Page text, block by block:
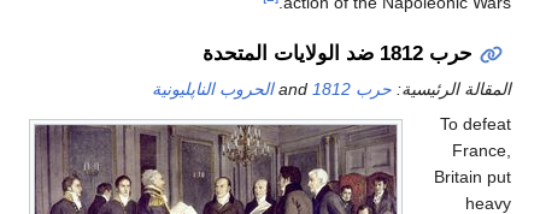
حرب 1812 ضد الولايات المتحدة
المقالة الرئيسية: حرب 1812 الحروب الناپليونية
To defeat
France,
Britain put
heavy